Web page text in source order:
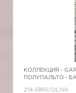
КОЛЛЕКЦИЯ -
ПОЛУПАЛЬТО -
214-3865/OLIVA